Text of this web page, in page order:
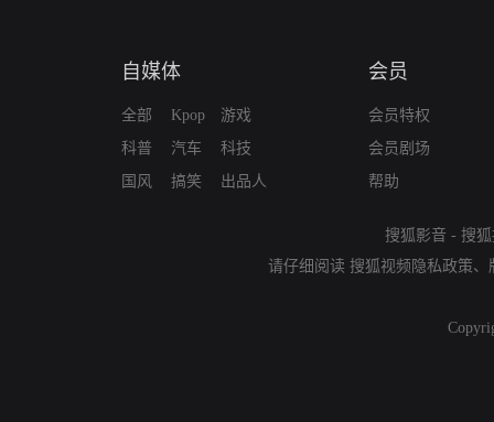
自媒体
全部
科普
国风
Kpop
汽车
搞笑
游戏
科技
出品人
会员
会员特权
会员剧场
帮助
搜狐影音 - 搜
请仔细阅读 搜狐视频隐私政策、